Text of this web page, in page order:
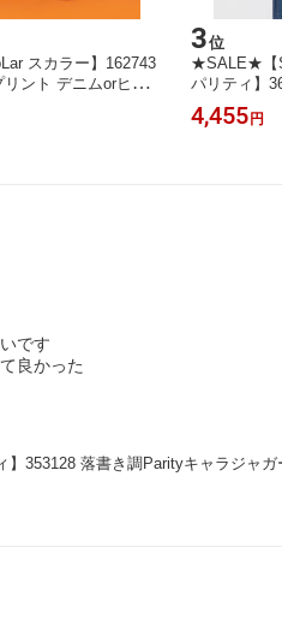
スカラー】162743
リント デニムorヒッ
トムス カジュアル レ
的【パッパドゥド
3位
★SALE★【
パリティ】
柄Tシャツ
系 個性的 ユ
4,455 円
です
良かった
353128 落書き調Parityキャラジャ